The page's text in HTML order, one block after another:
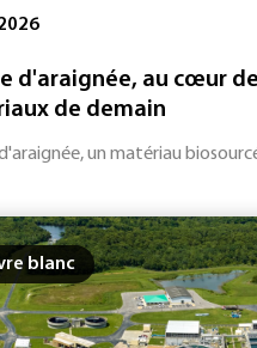
d'araignée, au cœur
de demain
d'araignée, un matériau
blanc